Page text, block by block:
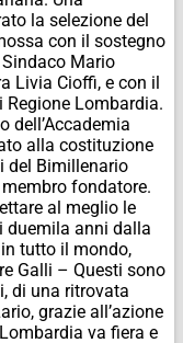
la selezione del
con il sostegno
Mario
Livia Cioffi, e con il
Lombardia.
dell’Accademia
alla costituzione
del Bimillenario
fondatore.
al meglio le
duemila anni dalla
tutto il mondo,
Galli – Questi sono
di una ritrovata
grazie all’azione
va fiera e